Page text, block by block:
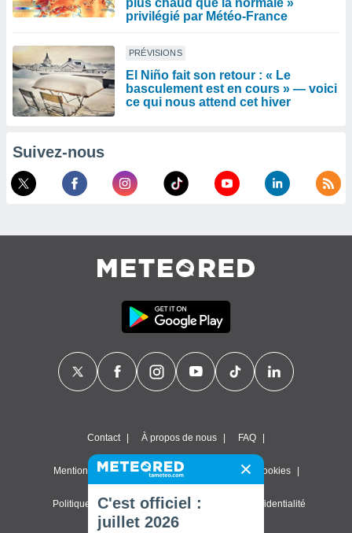
plus chaud que la normale »
privilégié par Météo-France
PRÉVISIONS
El Niño fait son retour : « Le
basculement est en cours » — voici
ce qui nous attend cet hiver
Suivez-nous
Contact À propos de nous FAQ
Mentions légales & Conditions d'utilisation Cookies
Politique de confidentialité Paramètres de confidentialité
C'est officiel :
juillet 2026